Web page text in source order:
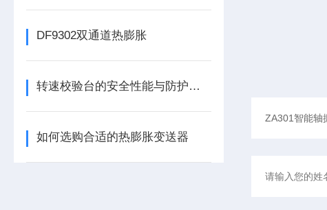
DF9302双通道热膨胀
转速校验台的安全性能与防护措施
如何选购合适的热膨胀变送器